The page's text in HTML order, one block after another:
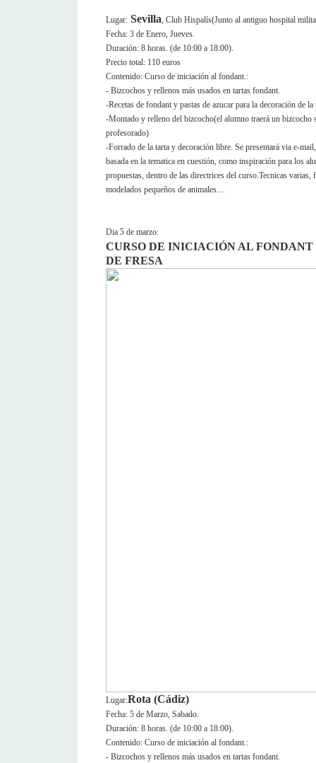
Lugar: Sevilla, Club Hispalís(Junto al antiguo hospital
Fecha: 3 de Enero, Jueves.
Duración: 8 horas. (de 10:00 a 18:00).
Precio total: 110 euros
Contenido: Curso de iniciación al fondant.:
- Bizcochos y rellenos más usados en tartas fondant.
-Recetas de fondant y pastas de azucar para la decoración de
-Montado y relleno del bizcocho(el alumno traerá un bizcocho
profesorado)
-Forrado de la tarta y decoración libre. Se presentará via e-
basada en la tematica en cuestión, como inspiración para los
propuestas, dentro de las directrices del curso.Tecnicas
modelados pequeños de animales....
Dia 5 de marzo:
CURSO DE INICIACIÓN AL
DE FRESA
Lugar:Rota (Cádiz)
Fecha: 5 de Marzo, Sabado.
Duración: 8 horas. (de 10:00 a 18:00).
Contenido: Curso de iniciación al fondant.:
- Bizcochos y rellenos más usados en tartas fondant.